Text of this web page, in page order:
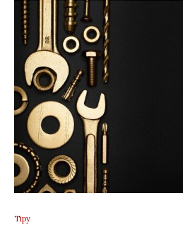
Tipy